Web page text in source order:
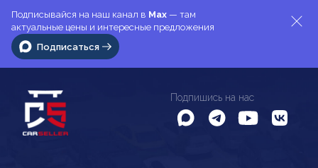
Подписывайся на наш канал в Max — там
актуальные цены и интересные предложения
Подписаться
Подпишись на нас